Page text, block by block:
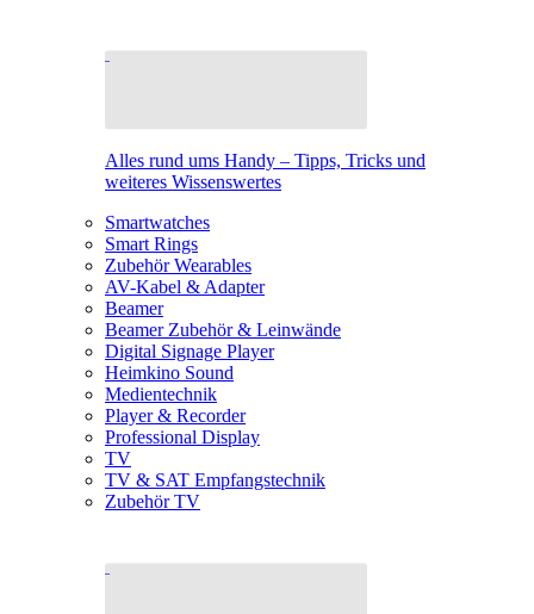
Alles rund ums Handy – Tipps, Tricks und
weiteres Wissenswertes
Smartwatches
Smart Rings
Zubehör Wearables
AV-Kabel & Adapter
Beamer
Beamer Zubehör & Leinwände
Digital Signage Player
Heimkino Sound
Medientechnik
Player & Recorder
Professional Display
TV
TV & SAT Empfangstechnik
Zubehör TV